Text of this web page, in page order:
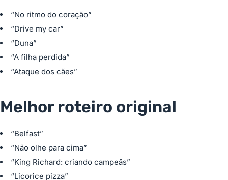
“No ritmo do coração”
“Drive my car”
“Duna”
“A filha perdida”
“Ataque dos cães”
Melhor roteiro original
“Belfast”
“Não olhe para cima”
“King Richard: criando campeãs”
“Licorice pizza”